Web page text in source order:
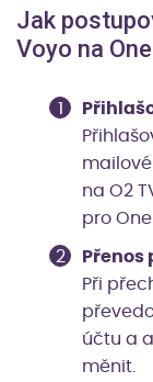
Jak
Voyo na
na O2
pro
Při
účtu a
měnit.